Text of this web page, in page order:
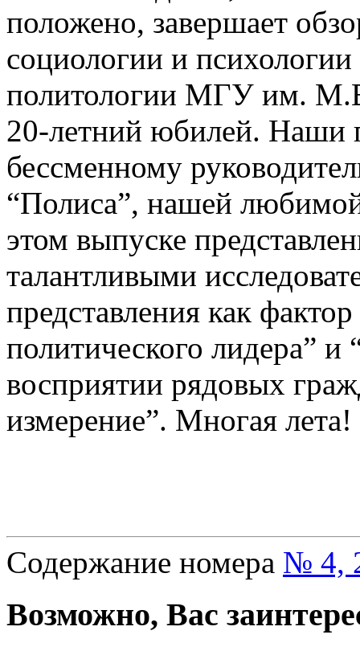
положено, завершает
социологии и
политологии МГУ им.
20-летний юбилей. Наши
бессменному
“Полиса”, нашей
этом выпуске
талантливыми
представления как
политического лидера”
восприятии рядовых
измерение”. Многая лета!
Содержание номера № 4,
Возможно, Вас